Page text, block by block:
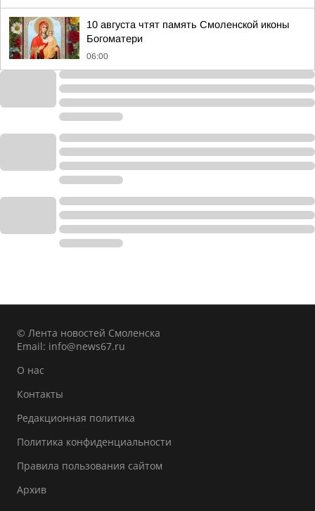
10 августа чтят память Смоленской иконы
Богоматери
06:00
© Лента новостей Смоленска
Email: info@news67.ru
О нас
Контакты
Редакционная политика
Политика конфиденциальности
Правила пользования сайтом
Архив